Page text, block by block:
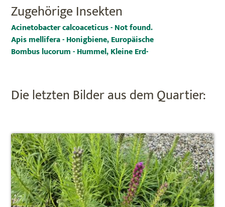
Zugehörige Insekten
Acinetobacter calcoaceticus - Not found.
Apis mellifera - Honigbiene, Europäische
Bombus lucorum - Hummel, Kleine Erd-
Die letzten Bilder aus dem Quartier: